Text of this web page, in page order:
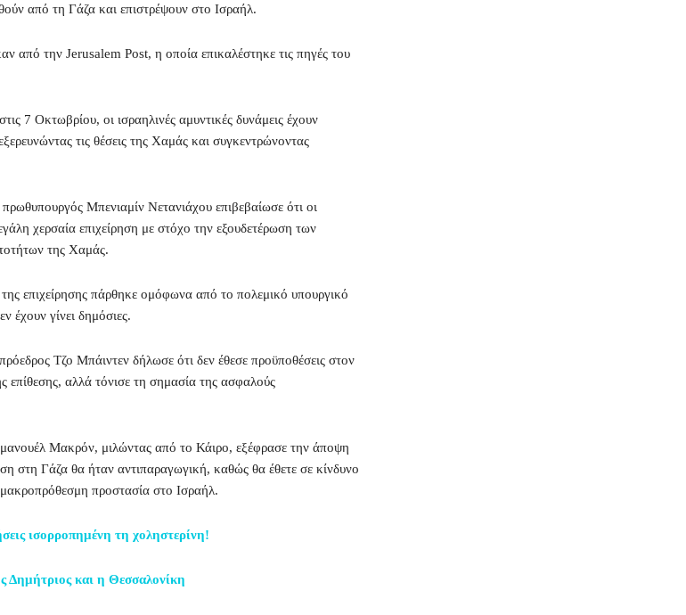
από τη Γάζα και επιστρέψουν στο Ισραήλ.
από την Jerusalem Post, η οποία επικαλέστηκε τις πηγές του
7 Οκτωβρίου, οι ισραηλινές αμυντικές δυνάμεις έχουν
τις θέσεις της Χαμάς και συγκεντρώνοντας
Μπενιαμίν Νετανιάχου επιβεβαίωσε ότι οι
χερσαία επιχείρηση με στόχο την εξουδετέρωση των
της Χαμάς.
επιχείρησης πάρθηκε ομόφωνα από το πολεμικό υπουργικό
έχουν γίνει δημόσιες.
Τζο Μπάιντεν δήλωσε ότι δεν έθεσε προϋποθέσεις στον
επίθεσης, αλλά τόνισε τη σημασία της ασφαλούς
Μακρόν, μιλώντας από το Κάιρο, εξέφρασε την άποψη
στη Γάζα θα ήταν αντιπαραγωγική, καθώς θα έθετε σε κίνδυνο
προστασία στο Ισραήλ.
ισορροπημένη τη χοληστερίνη!
Δημήτριος και η Θεσσαλονίκη